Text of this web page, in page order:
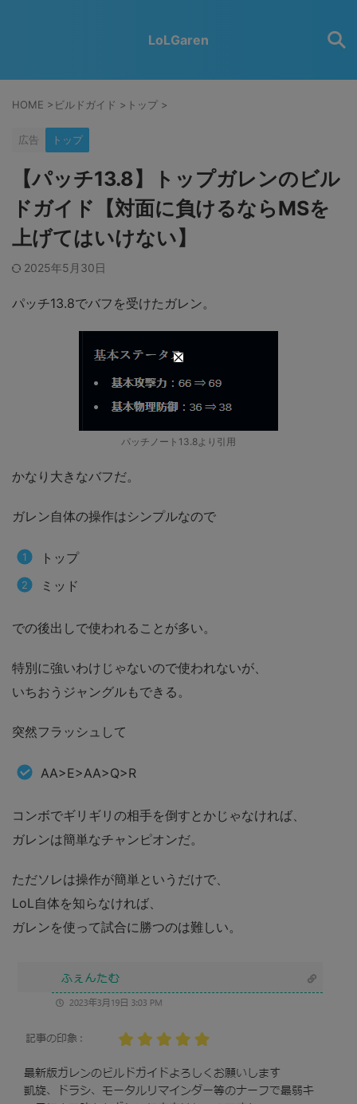
LoLGaren
HOME > ビルドガイド > トップ >
広告 トップ
【パッチ13.8】トップガレンのビル
ドガイド【対面に負けるならMSを
上げてはいけない】
2025年5月30日
パッチ13.8でバフを受けたガレン。
パッチノート13.8より引用
かなり大きなバフだ。
ガレン自体の操作はシンプルなので
トップ
ミッド
での後出しで使われることが多い。
特別に強いわけじゃないので使われないが、
いちおうジャングルもできる。
突然フラッシュして
AA>E>AA>Q>R
コンボでギリギリの相手を倒すとかじゃなければ、
ガレンは簡単なチャンピオンだ。
ただソレは操作が簡単というだけで、
LoL自体を知らなければ、
ガレンを使って試合に勝つのは難しい。